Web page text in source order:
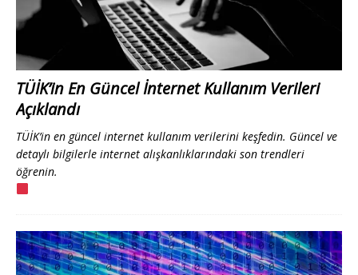
TÜİK’in En Güncel İnternet Kullanım Verileri
Açıklandı
TÜİK’in en güncel internet kullanım verilerini keşfedin. Güncel ve
detaylı bilgilerle internet alışkanlıklarındaki son trendleri
öğrenin.